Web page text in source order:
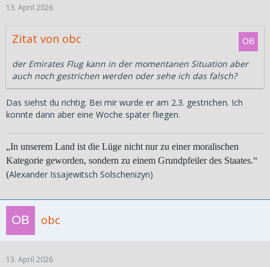
13. April 2026
Zitat von obc
der Emirates Flug kann in der momentanen Situation aber
auch noch gestrichen werden oder sehe ich das falsch?
Das siehst du richtig. Bei mir wurde er am 2.3. gestrichen. Ich
konnte dann aber eine Woche später fliegen.
„In unserem Land ist die Lüge nicht nur zu einer moralischen
Kategorie geworden, sondern zu einem Grundpfeiler des Staates.“
(Alexander Issajewitsch Solschenizyn)
obc
13. April 2026